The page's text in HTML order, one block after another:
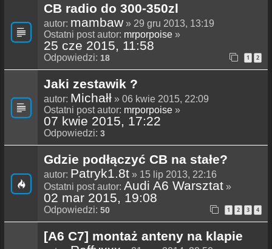
CB radio do 300-350zl
autor: mambaw » 29 gru 2013, 13:19
Ostatni post autor: mrporpoise »
25 cze 2015, 11:58
Odpowiedzi: 18 1 2
Jaki zestawik ?
autor: Michałł » 06 kwie 2015, 22:09
Ostatni post autor: mrporpoise »
07 kwie 2015, 17:22
Odpowiedzi: 3
Gdzie podłączyć CB na stałe?
autor: Patryk1.8t » 15 lip 2013, 22:16
Ostatni post autor: Audi A6 Warsztat »
02 mar 2015, 19:08
Odpowiedzi: 50 1 2 3 4
[A6 C7] montaż anteny na klapie